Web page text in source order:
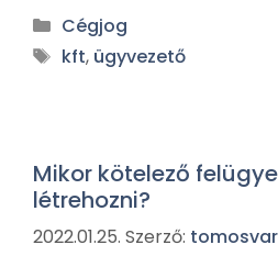
Cégjog
kft, ügyvezető
Mikor kötelező
létrehozni?
2022.01.25. Szerző: